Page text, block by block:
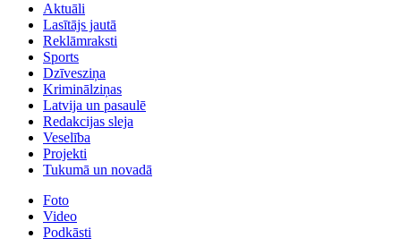
Aktuāli
Lasītājs jautā
Reklāmraksti
Sports
Dzīvesziņa
Kriminālziņas
Latvija un pasaulē
Redakcijas sleja
Veselība
Projekti
Tukumā un novadā
Foto
Video
Podkāsti